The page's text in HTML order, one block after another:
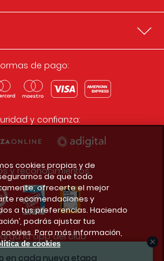
en cada nueva etapa
de pago:
y confianza:
y reconocimientos:
la app del club
cookies propias y de
de que todo
ofrecerte el mejor
recomendaciones y
a tus preferencias. Haciendo
podrás ajustar tus
Para más información,
de cookies